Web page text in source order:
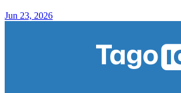
Jun 23, 2026